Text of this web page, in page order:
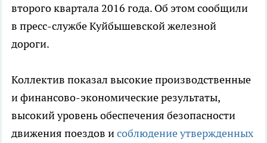
второго квартала 2016 года. Об этом сообщили
в пресс-службе Куйбышевской железной
дороги.
Коллектив показал высокие производственные
и финансово-экономические результаты,
высокий уровень обеспечения безопасности
движения поездов исоблюдение утвержденных